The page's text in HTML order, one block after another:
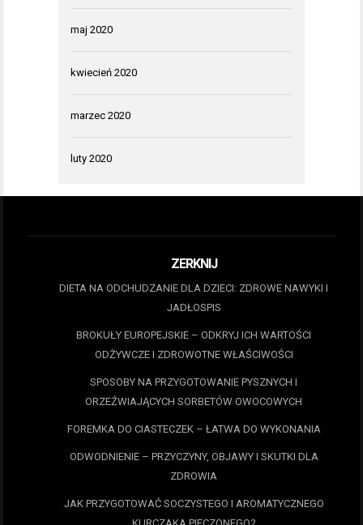
maj 2020
kwiecień 2020
marzec 2020
luty 2020
ZERKNIJ
DIETA NA ODCHUDZANIE DLA DZIECI: ZDROWE NAWYKI I
JADŁOSPIS
BROKUŁY EUROPEJSKIE – ODKRYJ ICH WARTOŚCI
ODŻYWCZE I ZDROWOTNE WŁAŚCIWOŚCI
SPOSOBY NA PRZYGOTOWANIE PYSZNYCH I
ORZEŹWIAJĄCYCH SORBETÓW OWOCOWYCH
FOREMKA DO CIASTECZEK – ŁATWA DO WYKONANIA
ODWODNIENIE – PRZYCZYNY, OBJAWY I SKUTKI DLA
ZDROWIA
JAK PRZYGOTOWAĆ SOCZYSTEGO I AROMATYCZNEGO